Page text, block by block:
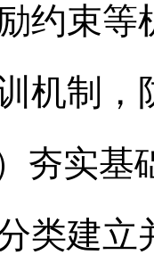
约束等
机制，
夯实
类建